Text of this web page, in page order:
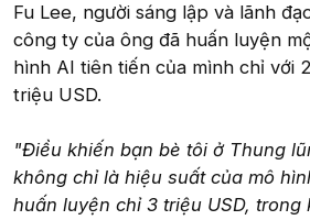
Fu Lee, người sáng lập và lãnh
công ty của ông đã huấn luyện
hình AI tiên tiến của mình chỉ với
triệu USD.
"Điều khiến bạn bè tôi ở Thung
không chỉ là hiệu suất của mô
huấn luyện chỉ 3 triệu USD,